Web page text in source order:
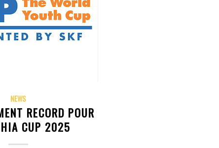
NEWS
RECORD POUR
CUP 2025